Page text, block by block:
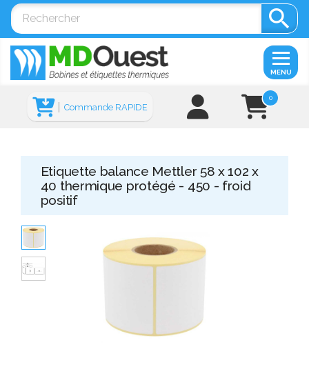

0
Commande RAPIDE
MENU
Etiquette balance Mettler 58 x 102 x
40 thermique protégé - 450 - froid
positif